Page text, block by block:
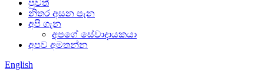
පුවත්
නිතර අසන පැන
අපි ගැන
අපගේ සේවාදායකයා
අපව අමතන්න
English